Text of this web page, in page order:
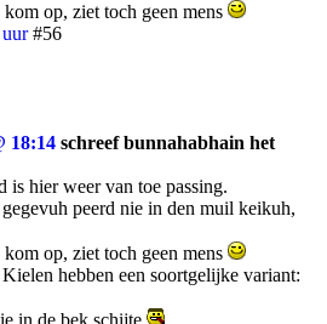
op, ziet toch geen mens
#56
18:14 schreef bunnahabhain het
is hier weer van toe passing.
peerd nie in den muil keikuh,
op, ziet toch geen mens
hebben een soortgelijke variant:
in de bek schijte